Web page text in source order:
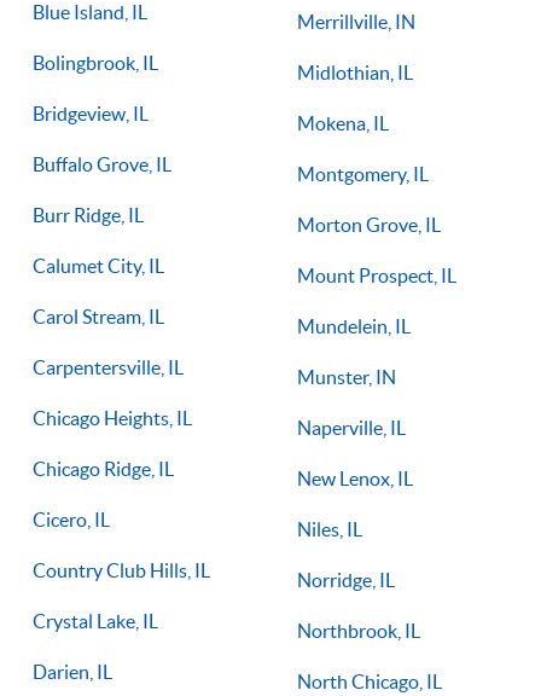
Blue Island, IL
Bolingbrook, IL
Bridgeview, IL
Buffalo Grove, IL
Burr Ridge, IL
Calumet City, IL
Carol Stream, IL
Carpentersville, IL
Chicago Heights, IL
Chicago Ridge, IL
Cicero, IL
Country Club Hills, IL
Crystal Lake, IL
Darien, IL
Merrillville, IN
Midlothian, IL
Mokena, IL
Montgomery, IL
Morton Grove, IL
Mount Prospect, IL
Mundelein, IL
Munster, IN
Naperville, IL
New Lenox, IL
Niles, IL
Norridge, IL
Northbrook, IL
North Chicago, IL